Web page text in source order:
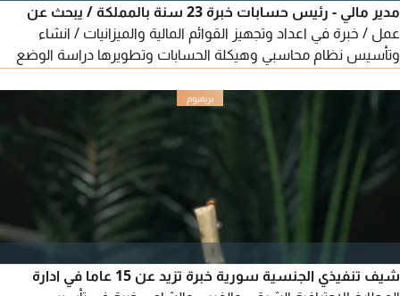
TUV
مدير مالي - رئيس حسابات خبرة 23 سنة بالمملكة / يبحث عن
عمل / خبرة في اعداد وتجهيز القوائم المالية والميزانيات / انشاء
وتأسيس نظام محاسبي وهيكلة الحسابات وتطويرها دراسة الوضع
المالي وتصحيح العمليات المالية اعداد ورفع الاقرارات الضريبية
والزكوية / وضع الخطط التطويرية ودراسات الجدوى / التحليل المالي /
اعداد التقارير المالية
شيف تنفيذي الجنسية سورية خبرة تزيد عن 15 عاما في ادارة